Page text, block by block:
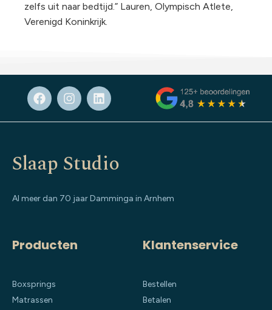
zelfs uit naar bedtijd.” Lauren, Olympisch Atlete,
Verenigd Koninkrijk.
Slaap Studio
Al meer dan 70 jaar Damminga in Arnhem
Producten
Boxsprings
Matrassen
Klantenservice
Bestellen
Betalen